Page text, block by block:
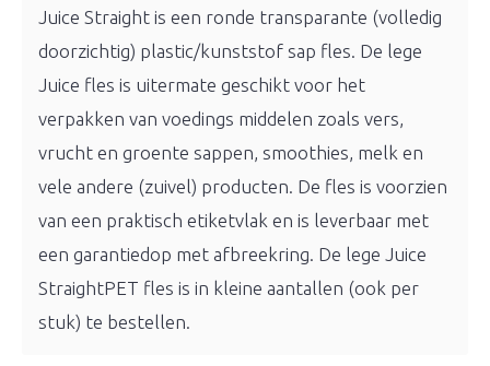
Juice Straight is een ronde transparante (volledig
doorzichtig) plastic/kunststof sap fles. De lege
Juice fles is uitermate geschikt voor het
verpakken van voedings middelen zoals vers,
vrucht en groente sappen, smoothies, melk en
vele andere (zuivel) producten. De fles is voorzien
van een praktisch etiketvlak en is leverbaar met
een garantiedop met afbreekring. De lege Juice
StraightPET fles is in kleine aantallen (ook per
stuk) te bestellen.